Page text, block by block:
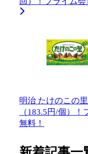
明治 たけのこの
（183.5円/個）
無料！